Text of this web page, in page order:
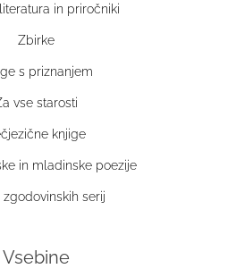
in priročniki
Zbirke
s priznanjem
vse starosti
knjige
in mladinske poezije
zgodovinskih serij
Vsebine